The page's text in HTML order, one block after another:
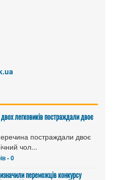
легковиків постраждали двоє
постраждали двоє
чол...
- 0
переможців конкурсу